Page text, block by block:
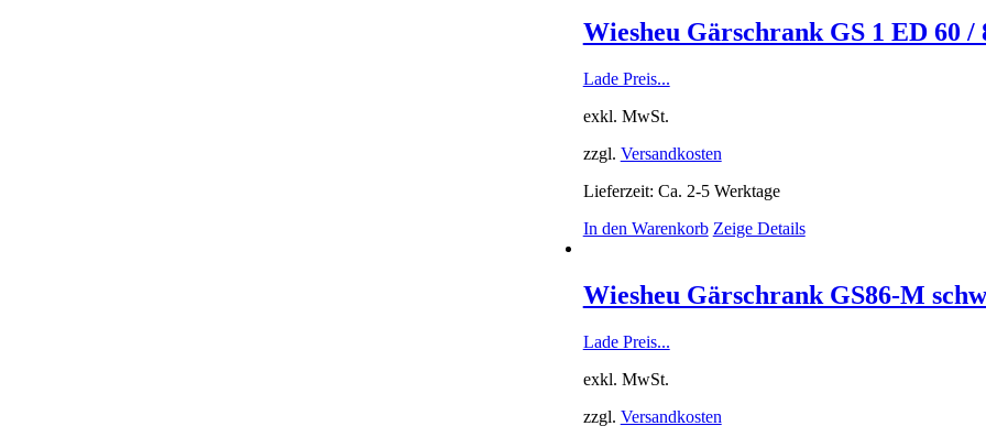
Wiesheu Gärschrank GS 1 ED 60 /
Lade Preis...
exkl. MwSt.
zzgl. Versandkosten
Lieferzeit: Ca. 2-5 Werktage
In den Warenkorb Zeige Details
Wiesheu Gärschrank GS86-M
Lade Preis...
exkl. MwSt.
zzgl. Versandkosten